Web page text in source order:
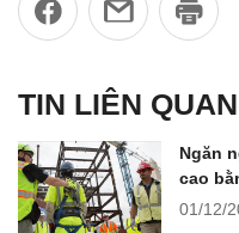
TIN LIÊN QUAN
Ngăn
cao
01/12/